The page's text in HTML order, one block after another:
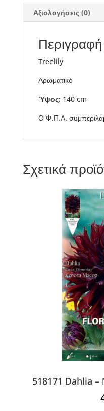
Αξιολογήσεις (0)
Περιγραφή
Treelily
Αρωματικό
Ύψος: 140 cm
Ο Φ.Π.Α.
Σχετικά
518171 Dahlia –